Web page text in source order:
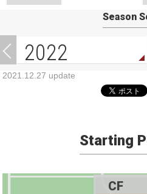
Season
2022
2021.12.27 update
Starting
CF